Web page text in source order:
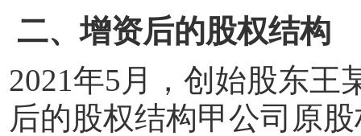
二、增资后的股权结构
2021年5 月，创始股东王
后的股权结构甲公司原